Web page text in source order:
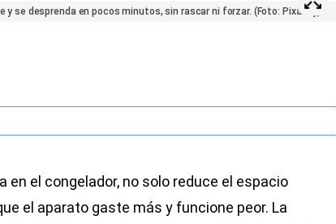
y se desprenda en pocos minutos, sin rascar ni forzar. (Foto: Pixabay)
en el congelador, no solo reduce el espacio
el aparato gaste más y funcione peor. La